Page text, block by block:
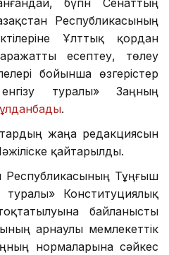
Республикасының
Ұлттық қордан
есептеу, төлеу
бойынша өзгерістер
туралы» Заңның
.
жаңа редакциясын
қайтарылды.
Республикасының Тұңғыш
Конституциялық
байланысты
арнаулы мемлекеттік
нормаларына сәйкес